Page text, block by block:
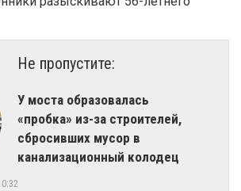
Не пропустите:
У моста образовалась
«пробка» из-за строителей,
сбросивших мусор в
канализационный колодец